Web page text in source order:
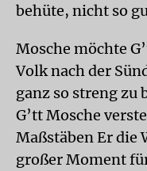
behüte, nicht so
Mosche möchte
Volk nach der
ganz so streng zu
G’tt Mosche
Maßstäben Er die
großer Moment